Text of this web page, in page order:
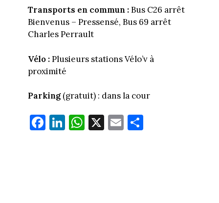
Transports en commun :Bus C26 arrêt
Bienvenus – Pressensé, Bus 69 arrêt
Charles Perrault
Vélo :Plusieurs stations Vélo’v à
proximité
Parking(gratuit) : dans la cour
Fa
ce
Li
nk
W
ha
X E
m
Pa